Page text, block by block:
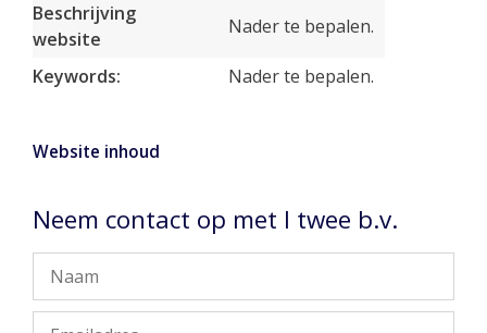
Beschrijving
website
Nader te bepalen.
Keywords: Nader te bepalen.
Website inhoud
Neem contact op met I twee b.v.